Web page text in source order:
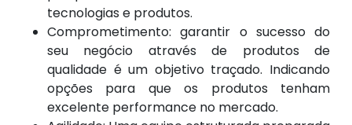
tecnologias e produtos.
Comprometimento: garantir o sucesso do
seu negócio através de produtos de
qualidade é um objetivo traçado. Indicando
opções para que os produtos tenham
excelente performance no mercado.